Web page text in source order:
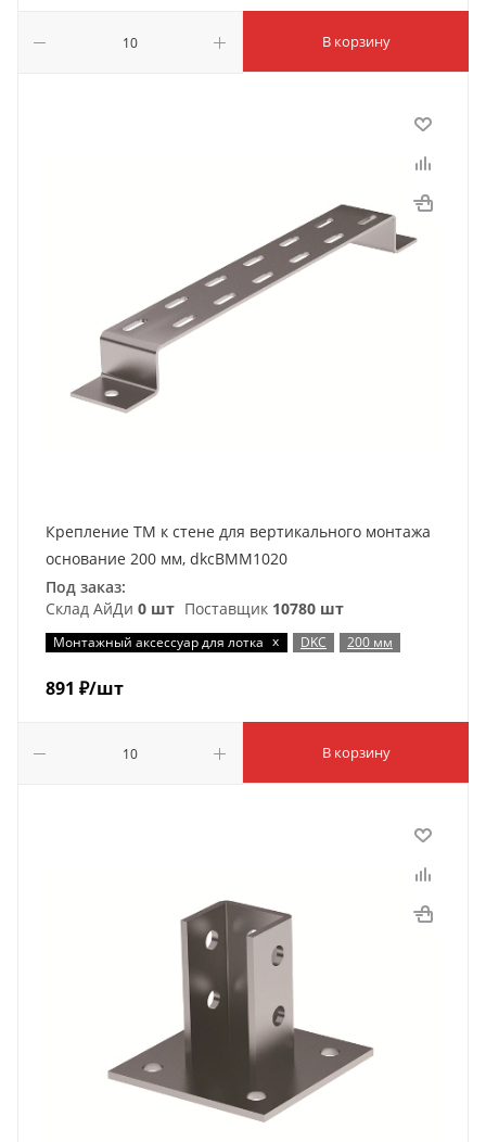
В корзину
Крепление ТМ к стене для вертикального монтажа
основание 200 мм, dkcBMM1020
Под заказ:
Склад АйДи 0 шт Поставщик 10780 шт
Монтажный аксессуар для лотка x DKC 200 мм
891 ₽/шт
В корзину